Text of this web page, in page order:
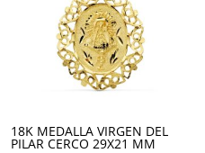
18K MEDALLA VIRGEN DEL
PILAR CERCO 29X21 MM